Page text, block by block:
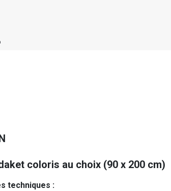
coloris au choix (90 x 200 cm)
techniques :